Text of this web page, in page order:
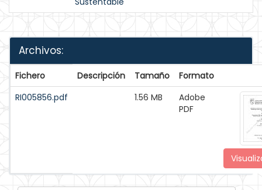
Archivos:
Fichero Descripción Tamaño
Formato
RI005856.pdf
1.56 MB
Adobe
PDF